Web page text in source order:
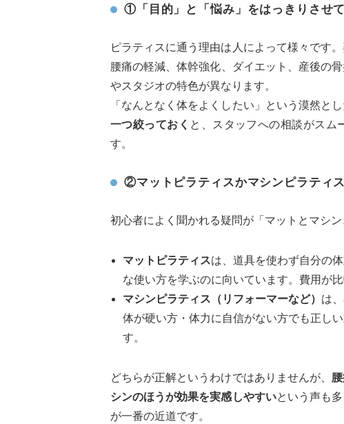
①「目的」と「悩み」をはっきりさせて
ピラティスに通う理由は人によって様々です
腰痛の軽減、体幹強化、ダイエット、産後の
やスタジオの特色が異なります。
「なんとなく体をよくしたい」という漠然と
一つ絞っておく と、スタッフへの相談がスム
す。
②マットピラティスかマシンピラティ
初心者によく聞かれる疑問が「マットとマシ
マットピラティスは、道具を使わず自分の
な使い方を学ぶのに向いています。費用が
マシンピラティス（リフォーマーなど） は
体が硬い方・体力に自信がない方でも正し
す。
どちらが正解というわけではありませんが、
シンのほうが効果を実感しやすいという声も
が一番の近道です。